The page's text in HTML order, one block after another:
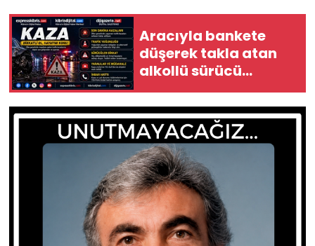
Aracıyla bankete
düşerek takla atan
alkollü sürücü
yaralandı
Politika
SAĞLIK
Spor
Teknoloji
Video Galeri
YAŞAM